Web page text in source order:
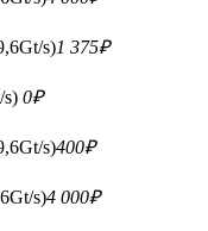
s)1 375₽
s) 0₽
s)400₽
s)4 000₽